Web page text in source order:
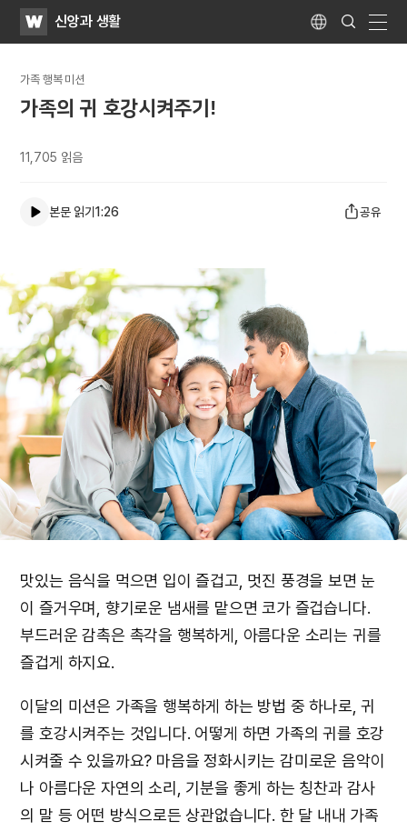
WATV신앙과 생활 Language
Search
Submit
가족 행복 미션
가족의 귀 호강시켜주기!
11,705 읽음
본문 읽기1:26 공유
맛있는 음식을 먹으면 입이 즐겁고, 멋진 풍경을 보면 눈
이 즐거우며, 향기로운 냄새를 맡으면 코가 즐겁습니다.
부드러운 감촉은 촉각을 행복하게, 아름다운 소리는 귀를
즐겁게 하지요.
이달의 미션은 가족을 행복하게 하는 방법 중 하나로, 귀
를 호강시켜주는 것입니다. 어떻게 하면 가족의 귀를 호강
시켜줄 수 있을까요? 마음을 정화시키는 감미로운 음악이
나 아름다운 자연의 소리, 기분을 좋게 하는 칭찬과 감사
의 말 등 어떤 방식으로든 상관없습니다. 한 달 내내 가족